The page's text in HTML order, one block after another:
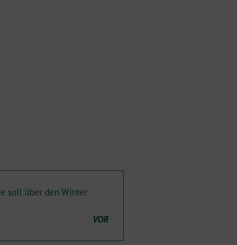
soll über den Winter
VOR